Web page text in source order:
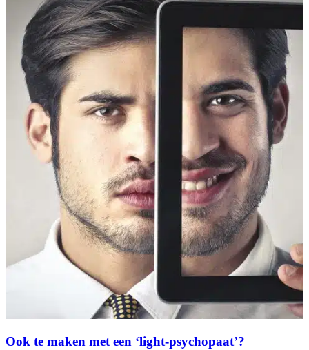
Ook te maken met een ‘light-psychopaat’?